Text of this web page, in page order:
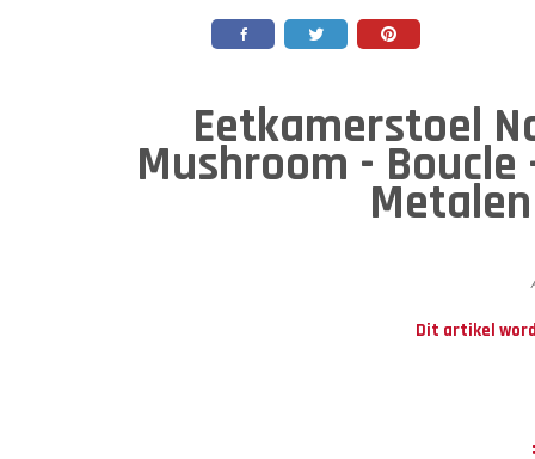
Eetkamerstoel
Mushroom - Boucle
Dit artikel